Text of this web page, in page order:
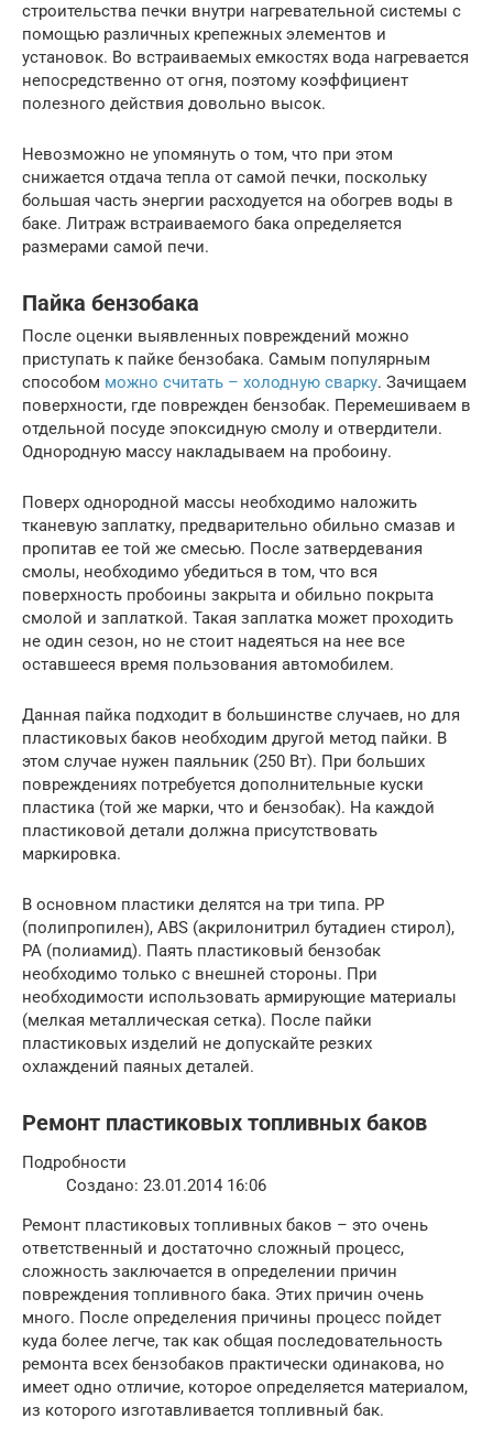
строительства печки внутри нагревательной системы с
помощью различных крепежных элементов и
установок. Во встраиваемых емкостях вода нагревается
непосредственно от огня, поэтому коэффициент
полезного действия довольно высок.
Невозможно не упомянуть о том, что при этом
снижается отдача тепла от самой печки, поскольку
большая часть энергии расходуется на обогрев воды в
баке. Литраж встраиваемого бака определяется
размерами самой печи.
Пайка бензобака
После оценки выявленных повреждений можно
приступать к пайке бензобака. Самым популярным
способом можно считать – холодную сварку. Зачищаем
поверхности, где поврежден бензобак. Перемешиваем в
отдельной посуде эпоксидную смолу и отвердители.
Однородную массу накладываем на пробоину.
Поверх однородной массы необходимо наложить
тканевую заплатку, предварительно обильно смазав и
пропитав ее той же смесью. После затвердевания
смолы, необходимо убедиться в том, что вся
поверхность пробоины закрыта и обильно покрыта
смолой и заплаткой. Такая заплатка может проходить
не один сезон, но не стоит надеяться на нее все
оставшееся время пользования автомобилем.
Данная пайка подходит в большинстве случаев, но для
пластиковых баков необходим другой метод пайки. В
этом случае нужен паяльник (250 Вт). При больших
повреждениях потребуется дополнительные куски
пластика (той же марки, что и бензобак). На каждой
пластиковой детали должна присутствовать
маркировка.
В основном пластики делятся на три типа. РР
(полипропилен), АВS (акрилонитрил бутадиен стирол),
РА (полиамид). Паять пластиковый бензобак
необходимо только с внешней стороны. При
необходимости использовать армирующие материалы
(мелкая металлическая сетка). После пайки
пластиковых изделий не допускайте резких
охлаждений паяных деталей.
Ремонт пластиковых топливных баков
Подробности
Создано: 23.01.2014 16:06
Ремонт пластиковых топливных баков – это очень
ответственный и достаточно сложный процесс,
сложность заключается в определении причин
повреждения топливного бака. Этих причин очень
много. После определения причины процесс пойдет
куда более легче, так как общая последовательность
ремонта всех бензобаков практически одинакова, но
имеет одно отличие, которое определяется материалом,
из которого изготавливается топливный бак.